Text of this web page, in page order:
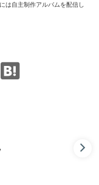
は自主制作アルバムを配信し